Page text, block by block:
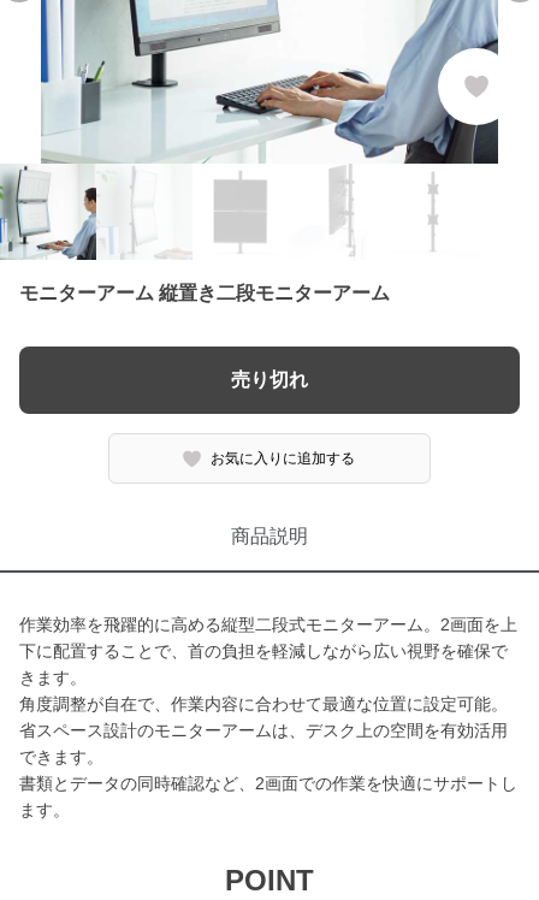
モニターアーム 縦置き二段モニターアーム
売り切れ
お気に入りに追加する
商品説明
作業効率を飛躍的に高める縦型二段式モニターアーム。2画面を上
下に配置することで、首の負担を軽減しながら広い視野を確保で
きます。
角度調整が自在で、作業内容に合わせて最適な位置に設定可能。
省スペース設計のモニターアームは、デスク上の空間を有効活用
できます。
書類とデータの同時確認など、2画面での作業を快適にサポートし
ます。
POINT